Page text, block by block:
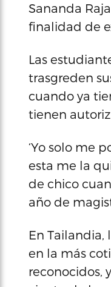
Sananda
finalidad de
Las
trasgreden
cuando ya
tienen
‘Yo solo me
esta me la
de chico
año de
En Tailandia,
en la más
reconocidos,